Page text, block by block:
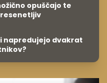
opuščajo te
napredujejo dvakrat